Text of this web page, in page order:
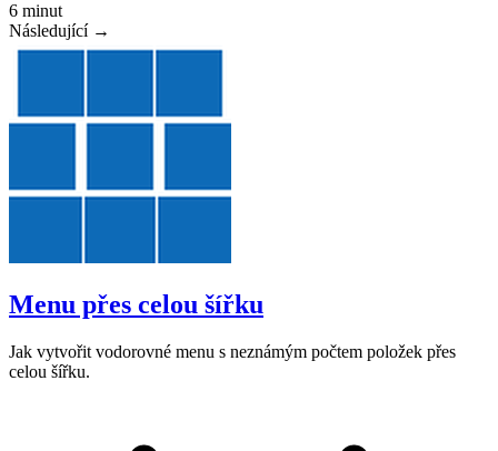
6 minut
Následující →
Menu přes celou šířku
Jak vytvořit vodorovné menu s neznámým počtem položek přes
celou šířku.